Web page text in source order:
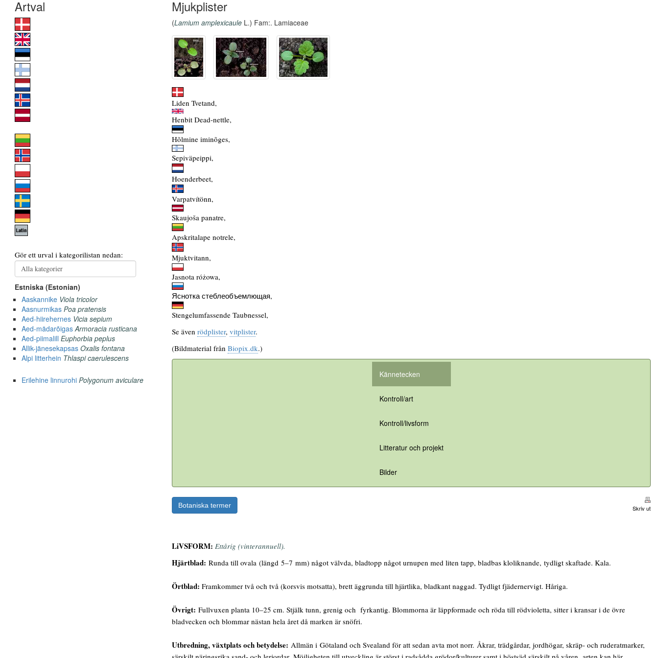
Mjukplister
(Lamium amplexicaule L.) Fam:. Lamiaceae
Liden Tvetand,
Henbit Dead-nettle,
Hõlmine iminõges,
Sepiväpeippi,
Hoenderbeet,
Varpatvítönn,
Skaujoša panatre,
Apskritalape notrele,
Mjuktvitann,
Jasnota różowa,
Яснотка стеблеобъемлющая,
Stengelumfassende Taubnessel,
Se även rödplister, vitplister.
(Bildmaterial från Biopix.dk.)
Kännetecken
Kontroll/art
Kontroll/livsform
Litteratur och projekt
Bilder
Botaniska termer Skriv ut
LiVSFORM: Ettårig (vinterannuell).
Hjärtblad: Runda till ovala (längd 5–7 mm) något välvda, bladtopp något urnupen med liten tapp, bladbas kloliknande, tydligt skaftade. Kala.
Örtblad: Framkommer två och två (korsvis motsatta), brett äggrunda till hjärtlika, bladkant naggad. Tydligt fjädernervigt. Håriga.
Övrigt: Fullvuxen planta 10–25 cm. Stjälk tunn, grenig och fyrkantig. Blommorna är läppformade och röda till rödvioletta, sitter i kransar i de övre
bladvecken och blommar nästan hela året då marken är snöfri.
Utbredning, växtplats och betydelse: Allmän i Götaland och Svealand för att sedan avta mot norr. Åkrar, trädgårdar, jordhögar, skräp- och ruderatmarker,